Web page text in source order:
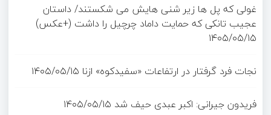
غولی که پل ها زیر شنی هایش می شکستند/ داستان
عجیب تانکی که حمایت داماد چرچیل را داشت (+عکس)
۱۴۰۵/۰۵/۱۵
نجات فرد گرفتار در ارتفاعات «سفیدکوه» ازنا ۱۴۰۵/۰۵/۱۵
فریدون جیرانی: اکبر عبدی حیف شد ۱۴۰۵/۰۵/۱۵